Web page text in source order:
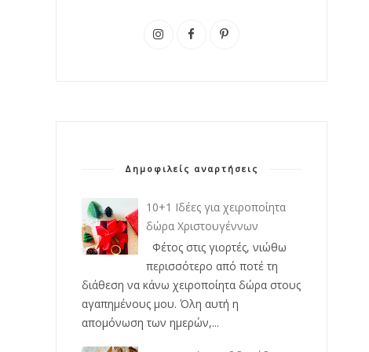
Δημοφιλείς αναρτήσεις
10+1 Ιδέες για χειροποίητα
δώρα Χριστουγέννων
Φέτος στις γιορτές, νιώθω
περισσότερο από ποτέ τη
διάθεση να κάνω χειροποίητα δώρα στους
αγαπημένους μου. Όλη αυτή η
απομόνωση των ημερών,...